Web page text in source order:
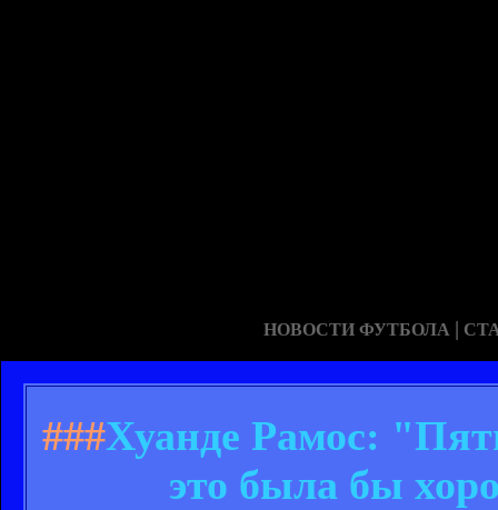
НОВОСТИ ФУТБОЛА |
###Хуанде Рамос:
это была бы